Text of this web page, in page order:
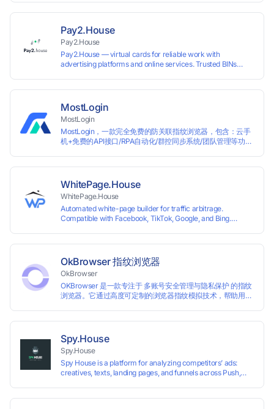
Pay2.House
Pay2.House
Pay2.House — virtual cards for reliable work with
advertising platforms and online services. Trusted BINs
IPFLEX when topping up your Pay2.House account and get
+1% credited to your balance from the deposit.
MostLogin
MostLogin
MostLogin，一款完全免费的防关联指纹浏览器，包含：云手
机+免费的API接口/RPA自动化/群控同步系统/团队管理等功
WhitePage.House
WhitePage.House
Automated white-page builder for traffic arbitrage.
Compatible with Facebook, TikTok, Google, and Bing.
OkBrowser 指纹浏览器
OkBrowser
OKBrowser 是一款专注于 多账号安全管理与隐私保护 的指纹
浏览器。它通过高度可定制的浏览器指纹模拟技术，帮助用户
Spy.House
Spy.House
Spy House is a platform for analyzing competitors’ ads:
creatives, texts, landing pages, and funnels across Push,